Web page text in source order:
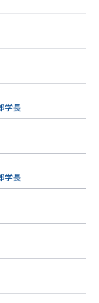
学長
学長